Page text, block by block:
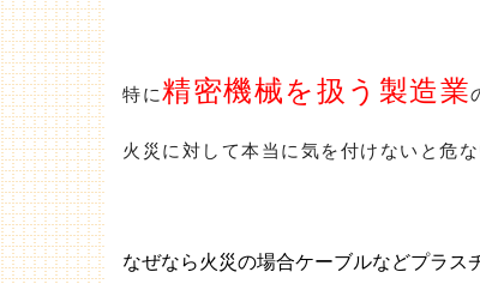
特に精密機械を扱う製造業
火災に対して本当に気を付けないと危な
なぜなら火災の場合ケーブルなどプラス